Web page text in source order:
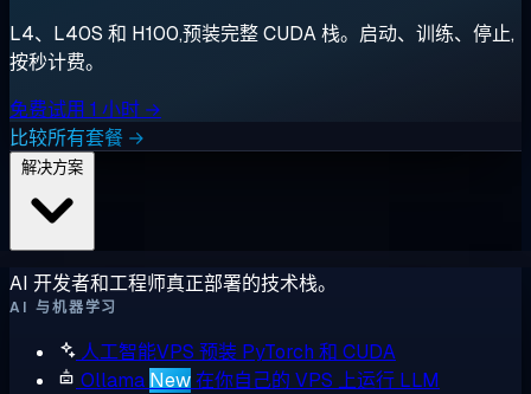
L4、L40S 和 H100,预装完整 CUDA 栈。启动、训练、停止,
按秒计费。
免费试用 1 小时 →
比较所有套餐 →
AI 开发者和工程师真正部署的技术栈。
AI 与机器学习
人工智能VPS 预装 PyTorch 和 CUDA
Ollama New在你自己的 VPS 上运行 LLM